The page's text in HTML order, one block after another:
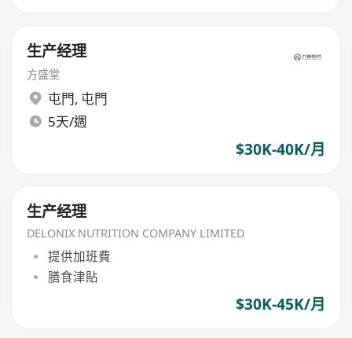
生产经理
方盛堂
屯門, 屯門
5天/週
$30K-40K/月
生产经理
DELONIX NUTRITION COMPANY LIMITED
提供加班費
膳食津貼
$30K-45K/月